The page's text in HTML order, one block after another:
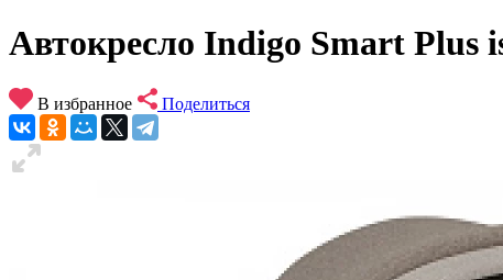
Автокресло Indigo Smart Plus
В избранное Поделиться